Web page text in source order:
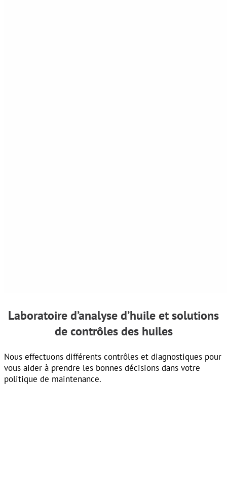
Laboratoire d’analyse d’huile et solutions
de contrôles des huiles
Nous effectuons différents contrôles et diagnostiques pour
vous aider à prendre les bonnes décisions dans votre
politique de maintenance.